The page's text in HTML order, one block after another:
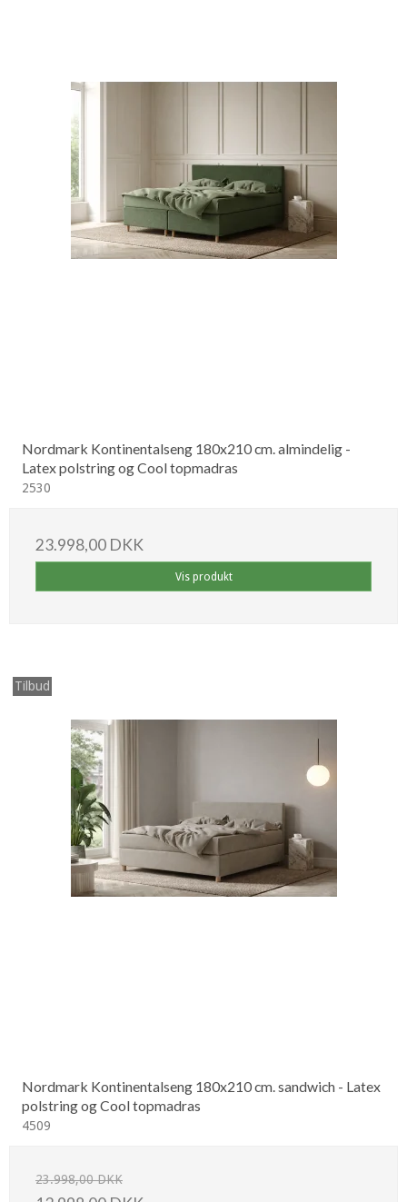
Nordmark Kontinentalseng 180x210 cm. almindelig -
Latex polstring og Cool topmadras
2530
23.998,00 DKK
Vis produkt
Tilbud
Nordmark Kontinentalseng 180x210 cm. sandwich - Latex
polstring og Cool topmadras
4509
23.998,00 DKK